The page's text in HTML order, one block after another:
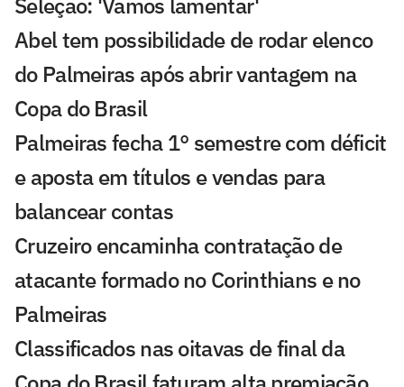
Abel tem possibilidade de rodar elenco
do Palmeiras após abrir vantagem na
Copa do Brasil
Palmeiras fecha 1° semestre com déficit
e aposta em títulos e vendas para
balancear contas
Cruzeiro encaminha contratação de
atacante formado no Corinthians e no
Palmeiras
Classificados nas oitavas de final da